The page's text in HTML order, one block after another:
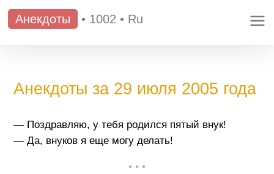
Анекдоты • 1002 • Ru
Анекдоты за 29 июля 2005 года
— Поздравляю, у тебя родился пятый внук!
— Да, внуков я еще могу делать!
• • •